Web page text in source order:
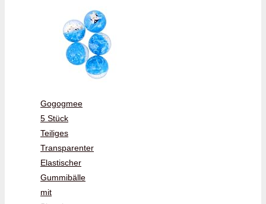
Gogogmee
5 Stück
Teiliges
Transparenter
Elastischer
Gummibälle
mit